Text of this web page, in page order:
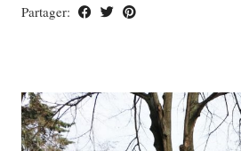
Partager: